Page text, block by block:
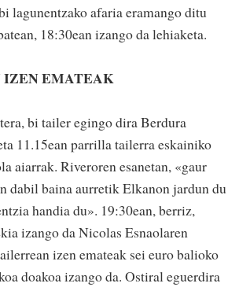
lagunentzako afaria eramango ditu
18:30ean izango da lehiaketa.
EMATEAK
bi tailer egingo dira Berdura
11.15ean parrilla tailerra eskainiko
aiarrak. Riveroren esanetan, «gaur
dabil baina aurretik Elkanon jardun du
handia du». 19:30ean, berriz,
izango da Nicolas Esnaolaren
izen emateak sei euro balioko
doakoa izango da. Ostiral eguerdira